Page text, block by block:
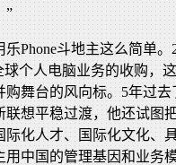
”
Phone斗地主这么简单。
个人电脑业务的收购，
舞台的风向标。5年过
想平稳过渡，他还试图
际化人才、国际化文化、
中国的管理基因和业务